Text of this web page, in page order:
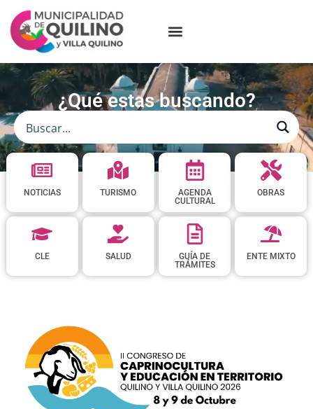
¿Qué estas buscando?
NOTICIAS TURISMO
AGENDA
CULTURAL
OBRAS
CLE SALUD
GUÍA DE
TRÁMITES
ENTE MIXTO